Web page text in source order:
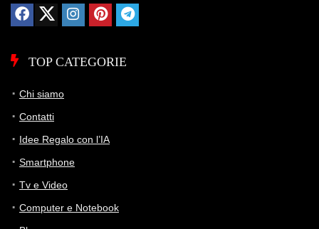
TOP CATEGORIE
Chi siamo
Contatti
Idee Regalo con l’IA
Smartphone
Tv e Video
Computer e Notebook